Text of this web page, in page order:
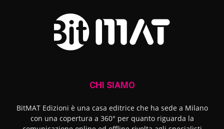
CHI SIAMO
BitMAT Edizioni è una casa editrice che ha sede a Milano
con una copertura a 360° per quanto riguarda la